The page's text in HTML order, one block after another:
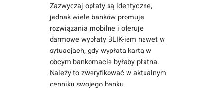
Zazwyczaj opłaty są identyczne,
jednak wiele banków promuje
rozwiązania mobilne i oferuje
darmowe wypłaty BLIK-iem nawet w
sytuacjach, gdy wypłata kartą w
obcym bankomacie byłaby płatna.
Należy to zweryfikować w aktualnym
cenniku swojego banku.